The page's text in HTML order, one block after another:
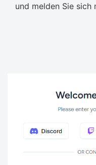
und melden Sie sich